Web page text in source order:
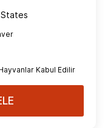
Kabul Edilir